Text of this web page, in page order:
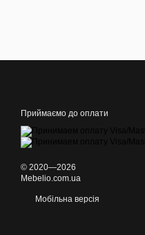
Приймаємо до оплати
© 2020—2026
Mebelio.com.ua
Мобільна версія